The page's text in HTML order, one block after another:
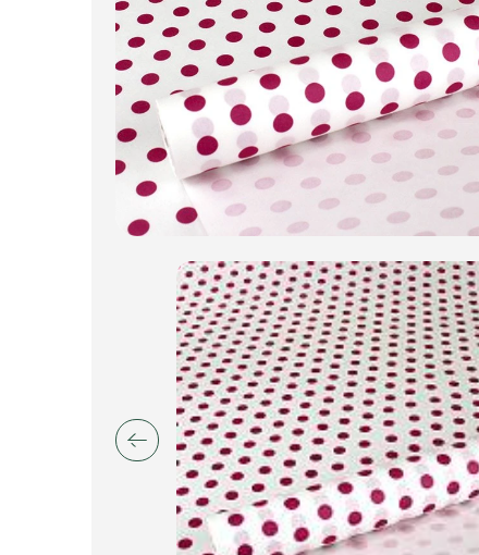
Искусственные цветы и растения
Декоративные вазы, кашпо
Фоамиран
Свечи
Игрушки мягкие
Изделия из металла
Сухоцветы